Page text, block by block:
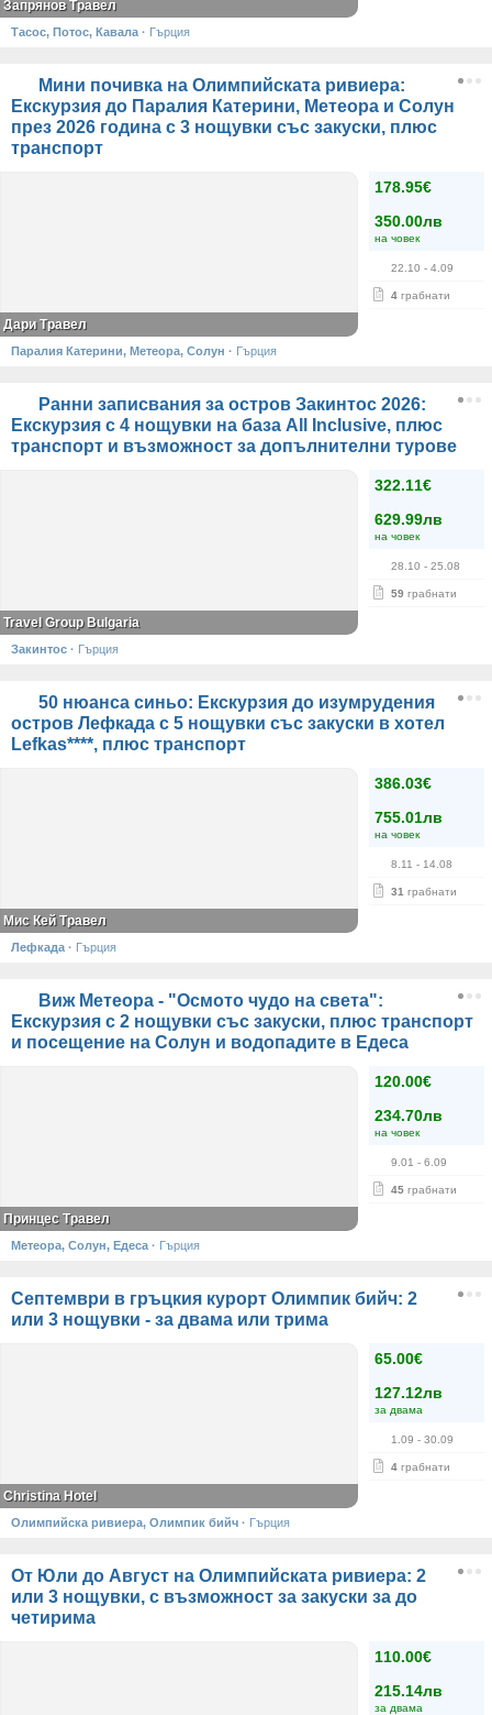
Запрянов Травел
Тасос, Потос, Кавала · Гърция
Мини почивка на Олимпийската ривиера:
Екскурзия до Паралия Катерини, Метеора и Солун
през 2026 година с 3 нощувки със закуски, плюс
транспорт
178.95€
350.00лв
на човек
22.10 - 4.09
4 грабнати
Дари Травел
Паралия Катерини, Метеора, Солун · Гърция
Ранни записвания за остров Закинтос 2026:
Екскурзия с 4 нощувки на база All Inclusive, плюс
транспорт и възможност за допълнителни турове
322.11€
629.99лв
на човек
28.10 - 25.08
59 грабнати
Travel Group Bulgaria
Закинтос · Гърция
50 нюанса синьо: Екскурзия до изумрудения
остров Лефкада с 5 нощувки със закуски в хотел
Lefkas****, плюс транспорт
386.03€
755.01лв
на човек
8.11 - 14.08
31 грабнати
Мис Кей Травел
Лефкада · Гърция
Виж Метеора - "Осмото чудо на света":
Екскурзия с 2 нощувки със закуски, плюс транспорт
и посещение на Солун и водопадите в Едеса
120.00€
234.70лв
на човек
9.01 - 6.09
45 грабнати
Принцес Травел
Метеора, Солун, Едеса · Гърция
Септември в гръцкия курорт Олимпик бийч: 2
или 3 нощувки - за двама или трима
65.00€
127.12лв
за двама
1.09 - 30.09
4 грабнати
Christina Hotel
Олимпийска ривиера, Олимпик бийч · Гърция
От Юли до Август на Олимпийската ривиера: 2
или 3 нощувки, с възможност за закуски за до
четирима
110.00€
215.14лв
за двама